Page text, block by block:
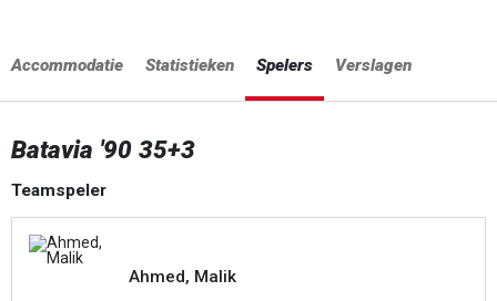
Accommodatie Statistieken Spelers Verslagen
Batavia '90 35+3
Teamspeler
Ahmed, Malik